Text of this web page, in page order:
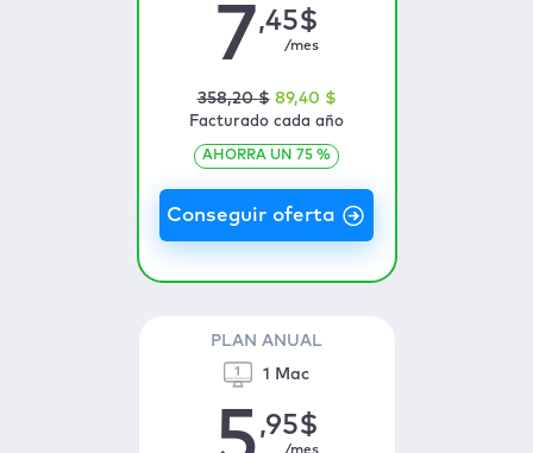
7,45$
/mes
358,20 $ 89,40 $
Facturado cada año
AHORRA UN 75 %
PLAN ANUAL
1 Mac
,95$
/mes